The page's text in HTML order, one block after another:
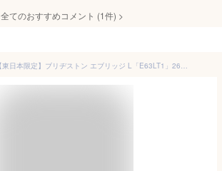
全てのおすすめコメント (1件) >
【送料無料】【東日本限定】ブリヂストン エブリッジ L「E63LT1」26インチ 3段変速 オートライト シティサイクル ママチャリ 自転車 -21